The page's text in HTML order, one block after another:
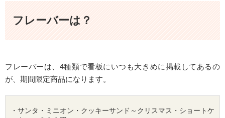
フレーバーは？
フレーバーは、4種類で看板にいつも大きめに掲載してあるの
が、期間限定商品になります。
・サンタ・ ミニオン ・クッキーサンド～クリスマス・ショートケ